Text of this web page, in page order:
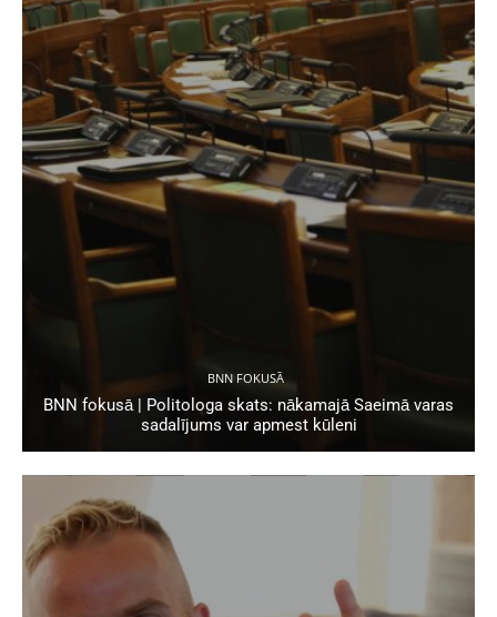
BNN FOKUSĀ
BNN fokusā | Politologa skats: nākamajā Saeimā varas
sadalījums var apmest kūleni